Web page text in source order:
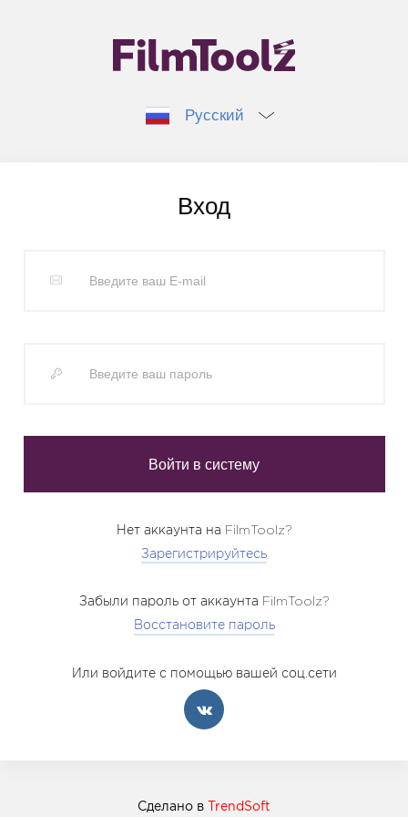
Русский
Вход
Нет аккаунта на FilmToolz?
Зарегистрируйтесь
Забыли пароль от аккаунта FilmToolz?
Восстановите пароль
Или войдите с помощью вашей соц.сети
Сделано в TrendSoft